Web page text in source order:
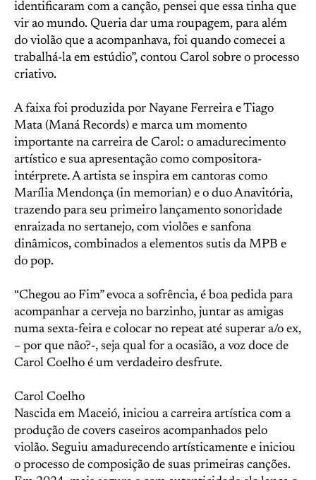
identificaram com a canção, pensei que essa tinha que
vir ao mundo. Queria dar uma roupagem, para além
do violão que a acompanhava, foi quando comecei a
trabalhá-la em estúdio”, contou Carol sobre o processo
criativo.
A faixa foi produzida por Nayane Ferreira e Tiago
Mata (Maná Records) e marca um momento
importante na carreira de Carol: o amadurecimento
artístico e sua apresentação como compositora-
intérprete. A artista se inspira em cantoras como
Marília Mendonça (in memorian) e o duo Anavitória,
trazendo para seu primeiro lançamento sonoridade
enraizada no sertanejo, com violões e sanfona
dinâmicos, combinados a elementos sutis da MPB e
do pop.
“Chegou ao Fim” evoca a sofrência, é boa pedida para
acompanhar a cerveja no barzinho, juntar as amigas
numa sexta-feira e colocar no repeat até superar a/o ex,
– por que não?-, seja qual for a ocasião, a voz doce de
Carol Coelho é um verdadeiro desfrute.
Carol Coelho
Nascida em Maceió, iniciou a carreira artística com a
produção de covers caseiros acompanhados pelo
violão. Seguiu amadurecendo artísticamente e iniciou
o processo de composição de suas primeiras canções.